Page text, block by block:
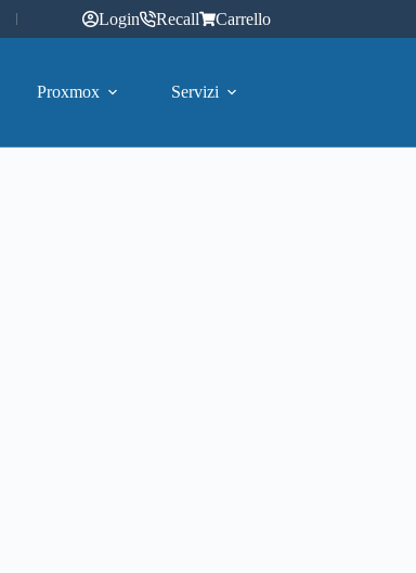
Login Recall Carrello
Proxmox Servizi